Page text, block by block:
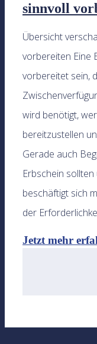
sinnvoll
Übersicht
vorbereiten Eine
vorbereitet sein,
wird benötigt,
bereitzustellen
Gerade auch
Erbschein
beschäftigt sich
der
Jetzt mehr